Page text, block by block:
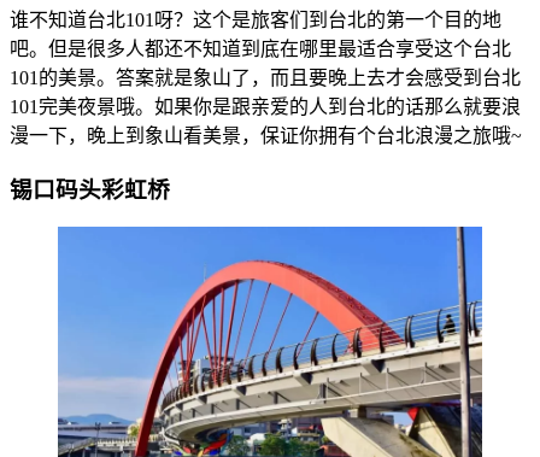
谁不知道台北101呀？这个是旅客们到台北的第一个目的地
吧。但是很多人都还不知道到底在哪里最适合享受这个台北
101的美景。答案就是象山了，而且要晚上去才会感受到台北
101完美夜景哦。如果你是跟亲爱的人到台北的话那么就要浪
漫一下，晚上到象山看美景，保证你拥有个台北浪漫之旅哦~
锡口码头彩虹桥